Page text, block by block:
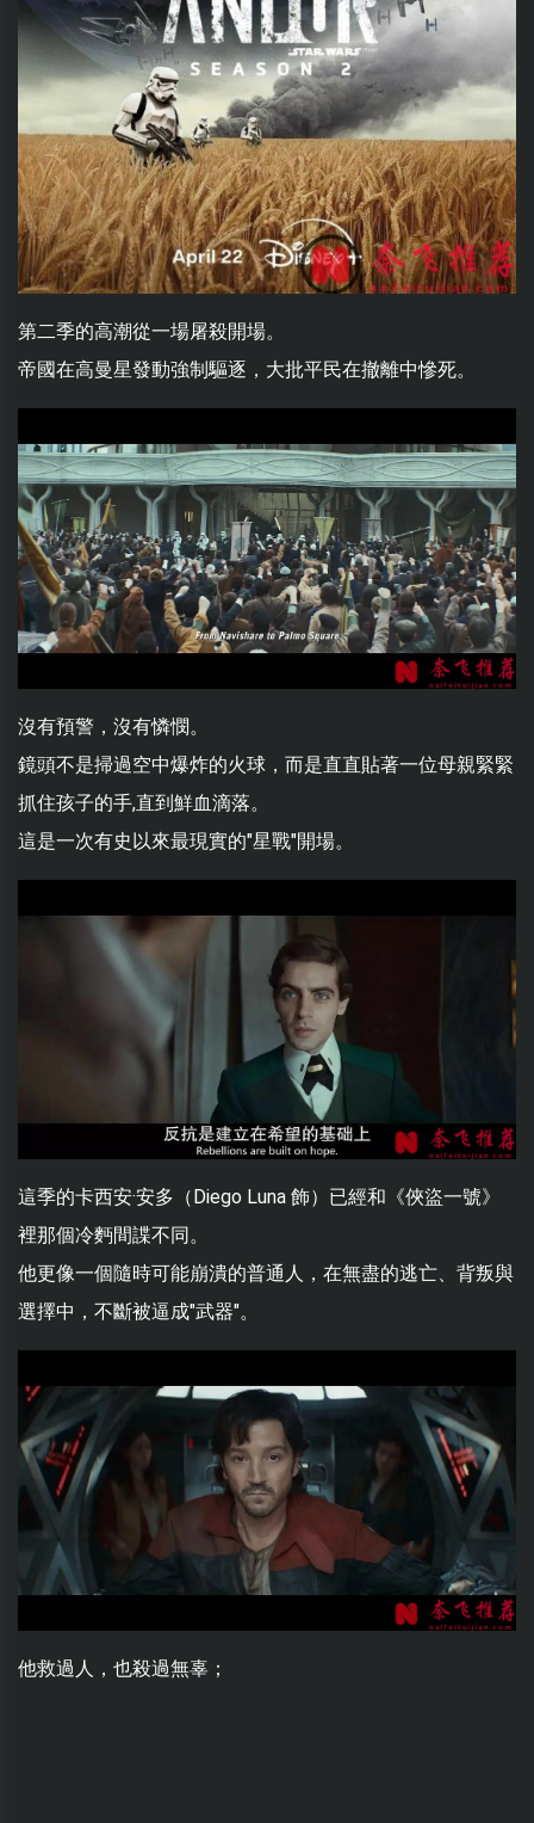
第二季的高潮從一場屠殺開場。
帝國在高曼星發動強制驅逐，大批平民在撤離中慘死。
沒有預警，沒有憐憫。
鏡頭不是掃過空中爆炸的火球，而是直直貼著一位母親緊緊
抓住孩子的手,直到鮮血滴落。
這是一次有史以來最現實的"星戰"開場。
這季的卡西安·安多（Diego Luna 飾）已經和《俠盜一號》
裡那個冷麪間諜不同。
他更像一個隨時可能崩潰的普通人，在無盡的逃亡、背叛與
選擇中，不斷被逼成"武器"。
他救過人，也殺過無辜；